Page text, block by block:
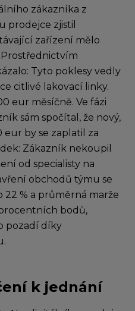
zákazníka z
prodejce zjistil
zařízení mělo
Tyto poklesy vedly
citlivé lakovací linky.
eur měsíčně. Ve fázi
sám spočítal, že nový,
eur by se zaplatil za
Zákazník nekoupil
od specialisty na
obchodů týmu se
22 % a průměrná marže
bodů,
pozadí díky
k jednání